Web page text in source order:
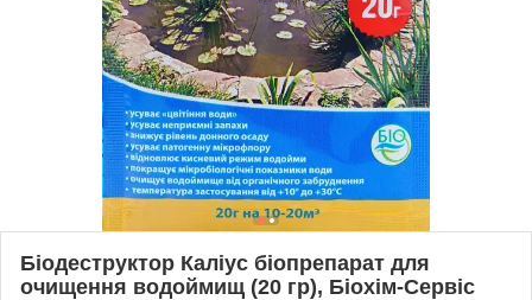
Біодеструктор Каліус біопрепарат для
очищення водоймищ (20 гр), Біохім-Сервіс